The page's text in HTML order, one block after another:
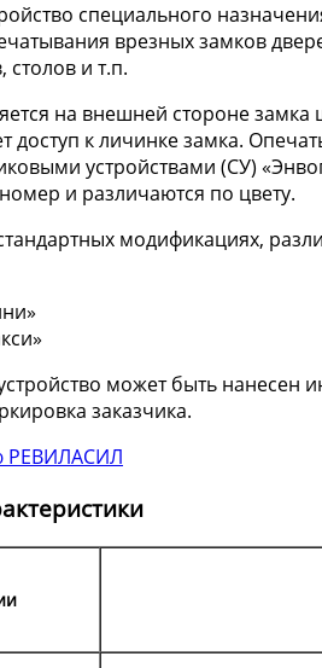
специального
врезных замков
столов и т.п.
на внешней стороне
доступ к личинке замка.
устройствами (СУ)
и различаются по цвету.
модификациях,
может быть нанесен
заказчика.
РЕВИЛАСИЛ